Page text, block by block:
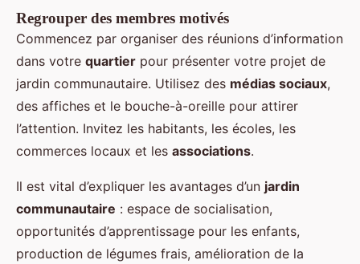
Regrouper des membres motivés
Commencez par organiser des réunions d’information
dans votre quartier pour présenter votre projet de
jardin communautaire. Utilisez des médias sociaux,
des affiches et le bouche-à-oreille pour attirer
l’attention. Invitez les habitants, les écoles, les
commerces locaux et les associations.
Il est vital d’expliquer les avantages d’un jardin
communautaire : espace de socialisation,
opportunités d’apprentissage pour les enfants,
production de légumes frais, amélioration de la